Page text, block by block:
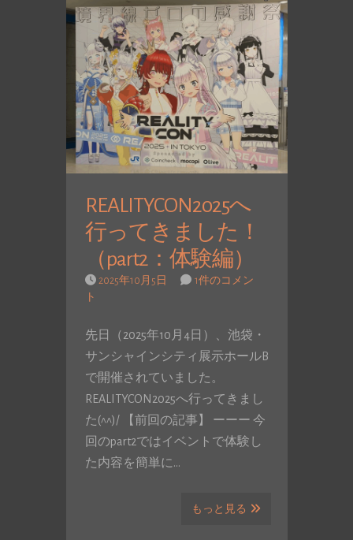
REALITYCON2025へ
行ってきました！
（part2：体験編）
2025年10月5日
1件のコメン
ト
先日（2025年10月4日）、池袋・
サンシャインシティ展示ホールB
で開催されていました。
REALITYCON2025へ行ってきまし
た(^^)/ 【前回の記事】 ーーー 今
回のpart2ではイベントで体験し
た内容を簡単に…
もっと見る